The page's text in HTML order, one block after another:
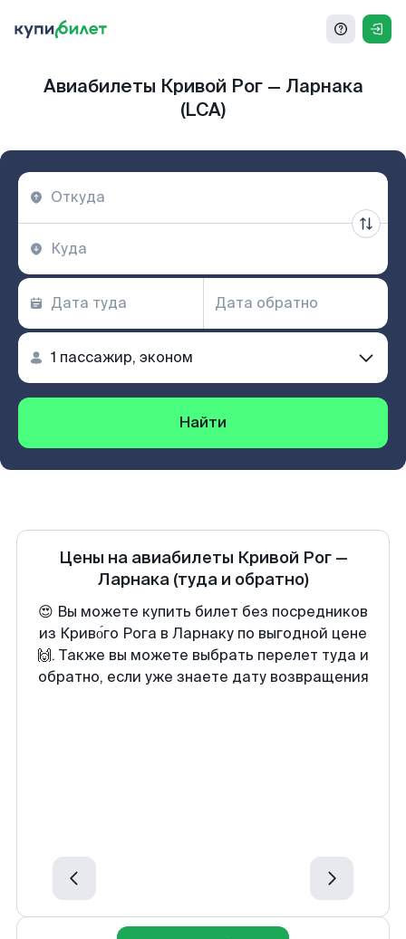
Авиабилеты Кривой Рог — Ларнака
(LCA)
Найти
Цены на авиабилеты Кривой Рог—
Ларнака (туда и обратно)
😍 Вы можете купить билет без посредников
из Криво́го Рога в Ларнаку по выгодной цене
🙌. Также вы можете выбрать перелет туда и
обратно, если уже знаете дату возвращения